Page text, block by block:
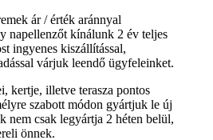
ár / érték aránnyal
napellenzőt kínálunk 2 év teljes
ingyenes kiszállítással,
várjuk leendő ügyfeleinket.
kertje, illetve terasza pontos
szabott módon gyártjuk le új
nem csak legyártja 2 héten belül,
önnek.